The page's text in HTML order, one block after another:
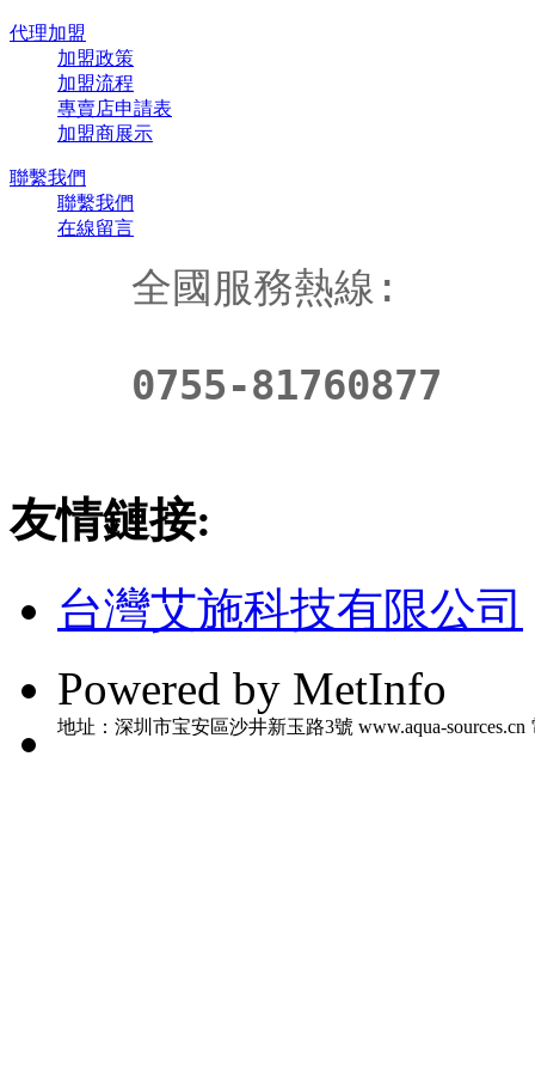
代理加盟
加盟政策
加盟流程
專賣店申請表
加盟商展示
聯繫我們
聯繫我們
在線留言
全國服務熱線:
0755-81760877
友情鏈接:
台灣艾施科技有限公司
Powered by MetInfo
地址：深圳市宝安區沙井新玉路3號 www.aqua-